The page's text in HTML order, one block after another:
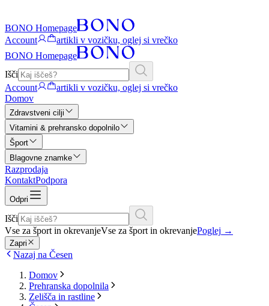
BONO Homepage
Account
artikli v vozičku, oglej si vrečko
BONO Homepage
Išči
Account
artikli v vozičku, oglej si vrečko
Domov
Zdravstveni cilji
Vitamini & prehransko dopolnilo
Šport
Blagovne znamke
Razprodaja
KontaktPodpora
Odpri
Išči
Vse za šport in okrevanjeVse za šport in okrevanjePoglej →
Zapri
Nazaj na Česen
Domov
Prehranska dopolnila
Zelišča in rastline